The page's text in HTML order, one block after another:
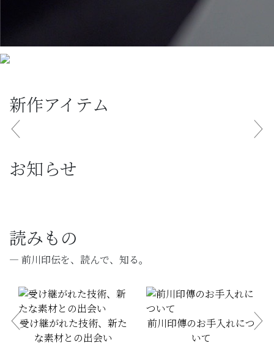
新作アイテム
Previous
お知らせ
読みもの
— 前川印伝を、読んで、知る。
受け継がれた技術、新た
な素材との出会い
前川印傳のお手入れにつ
いて
Previous